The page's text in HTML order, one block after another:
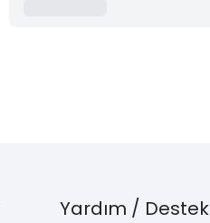
Yardım / Destek